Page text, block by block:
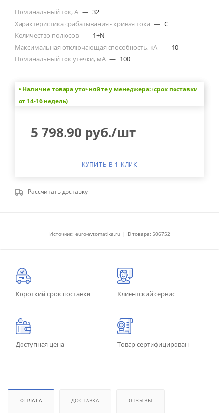
Номинальный ток, А — 32
Характеристика срабатывания - кривая тока — C
Количество полюсов — 1+N
Максимальная отключающая способность, кА — 10
Номинальный ток утечки, мА — 100
• Наличие товара уточняйте у менеджера: (срок поставки
от 14-16 недель)
5 798.90 руб./шт
КУПИТЬ В 1 КЛИК
Рассчитать доставку
Источник: euro-avtomatika.ru | ID товара: 606752
Короткий срок поставки Клиентский сервис
Доступная цена Товар сертифицирован
ОПЛАТА ДОСТАВКА ОТЗЫВЫ